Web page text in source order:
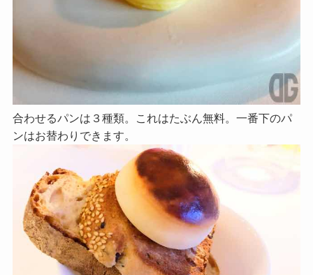
合わせるパンは３種類。これはたぶん無料。一番下のパ
ンはお替わりできます。